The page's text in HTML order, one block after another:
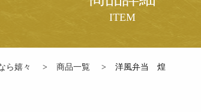
法事・法要
ら嬉々 商品一覧 洋風弁当 煌